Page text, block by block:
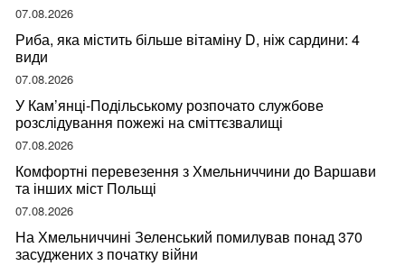
07.08.2026
Риба, яка містить більше вітаміну D, ніж сардини: 4
види
07.08.2026
У Кам’янці-Подільському розпочато службове
розслідування пожежі на сміттєзвалищі
07.08.2026
Комфортні перевезення з Хмельниччини до Варшави
та інших міст Польщі
07.08.2026
На Хмельниччині Зеленський помилував понад 370
засуджених з початку війни